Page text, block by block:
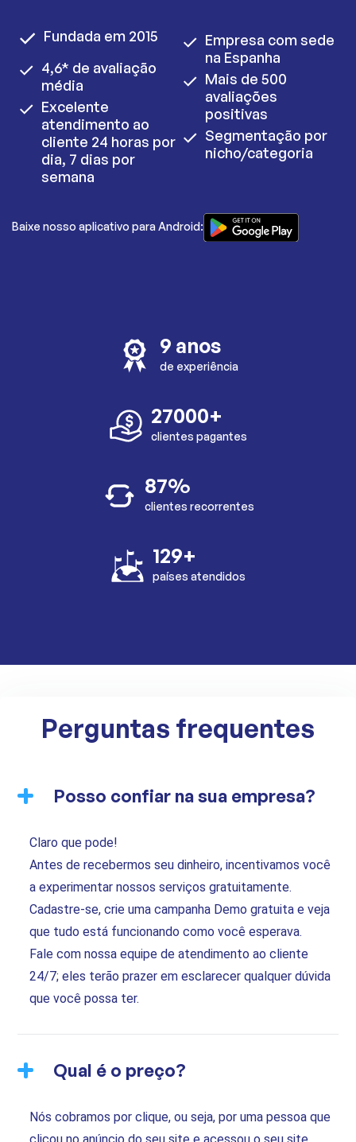
Fundada em 2015
4,6* de avaliação
média
Excelente
atendimento ao
cliente 24 horas por
dia, 7 dias por
semana
Empresa com sede
na Espanha
Mais de 500
avaliações
positivas
Segmentação por
nicho/categoria
Baixe nosso aplicativo para Android:
9 anos
de experiência
27000+
clientes pagantes
87%
clientes recorrentes
129+
países atendidos
Perguntas frequentes
Posso confiar na sua empresa?
Claro que pode!
Antes de recebermos seu dinheiro, incentivamos você
a experimentar nossos serviços gratuitamente.
Cadastre-se, crie uma campanha Demo gratuita e veja
que tudo está funcionando como você esperava.
Fale com nossa equipe de atendimento ao cliente
24/7; eles terão prazer em esclarecer qualquer dúvida
que você possa ter.
Qual é o preço?
Nós cobramos por clique, ou seja, por uma pessoa que
clicou no anúncio do seu site e acessou o seu site.